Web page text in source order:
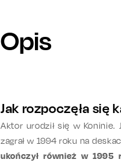
Opis
Jak rozpoczęła się
Aktor urodził się w Koninie.
zagrał w 1994 roku na
ukończył również w 1995